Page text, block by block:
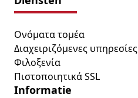
Ονόματα τομέα
Διαχειριζόμενες υπηρεσίες
Φιλοξενία
Πιστοποιητικά SSL
Informatie